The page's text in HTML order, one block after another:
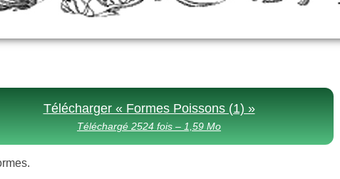
Télécharger « Formes Poissons (1) »
Téléchargé 2524 fois – 1,59 Mo